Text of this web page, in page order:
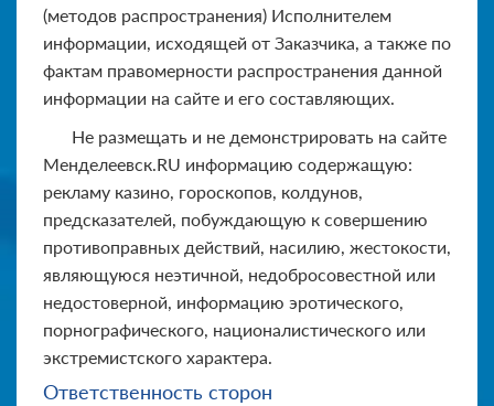
(методов распространения) Исполнителем
информации, исходящей от Заказчика, а также по
фактам правомерности распространения данной
информации на сайте и его составляющих.
Не размещать и не демонстрировать на сайте
Менделеевск.RU информацию содержащую:
рекламу казино, гороскопов, колдунов,
предсказателей, побуждающую к совершению
противоправных действий, насилию, жестокости,
являющуюся неэтичной, недобросовестной или
недостоверной, информацию эротического,
порнографического, националистического или
экстремистского характера.
Ответственность сторон